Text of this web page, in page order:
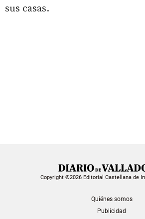
sus casas.
Copyright ©2026 Editorial Castellana de
Quiénes somos
Publicidad